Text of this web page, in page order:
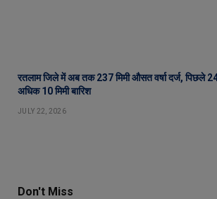
रतलाम जिले में अब तक 237 मिमी औसत वर्षा दर्ज, पिछले
अधिक 10 मिमी बारिश
JULY 22, 2026
Don't Miss